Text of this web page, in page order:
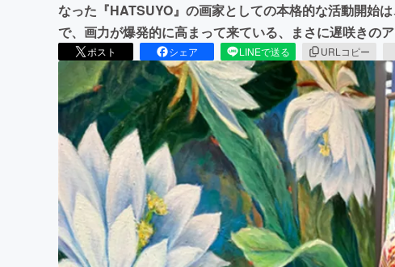
なった『HATSUYO』の画家としての本格的な活動開始
で、画力が爆発的に高まって来ている、まさに遅咲きのア
ポスト シェア LINEで送る URLコピー